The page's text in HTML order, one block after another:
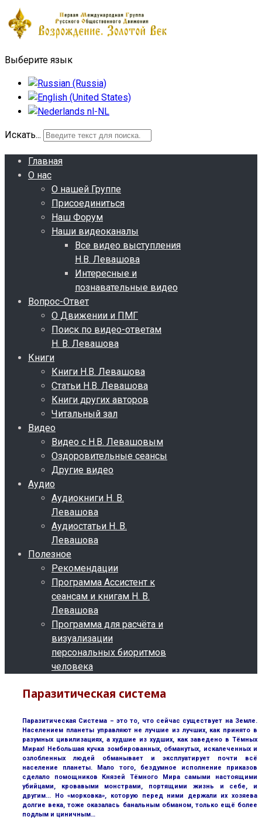
Выберите язык
Искать...
Главная
О нас
О нашей Группе
Присоединиться
Наш Форум
Наши видеоканалы
Все видео выступления
Н.В. Левашова
Интересные и
познавательные видео
Вопрос-Ответ
О Движении и ПМГ
Поиск по видео-ответам
Н. В. Левашова
Книги
Книги Н.В. Левашова
Статьи Н.В. Левашова
Книги других авторов
Читальный зал
Видео
Видео с Н.В. Левашовым
Оздоровительные сеансы
Другие видео
Аудио
Аудиокниги Н. В.
Левашова
Аудиостатьи Н. В.
Левашова
Полезное
Рекомендации
Программа Ассистент к
сеансам и книгам Н. В.
Левашова
Программа для расчёта и
визуализации
персональных биоритмов
человека
Паразитическая система
Паразитическая Система – это то, что сейчас существует на Земле.
Населением планеты управляют не лучшие из лучших, как принято в
разумных цивилизациях, а худшие из худших, как заведено в Тёмных
Мирах! Небольшая кучка зомбированных, обманутых, искалеченных и
озлобленных людей обманывает и эксплуатирует почти всё
население планеты. Мало того, бездумное исполнение приказов
сделало помощников Князей Тёмного Мира самыми настоящими
убийцами, кровавыми монстрами, портящими жизнь и себе, и
другим... Но «морковка», которую перед ними держали их хозяева
долгие века, тоже оказалась банальным обманом, только ещё более
подлым и циничным…